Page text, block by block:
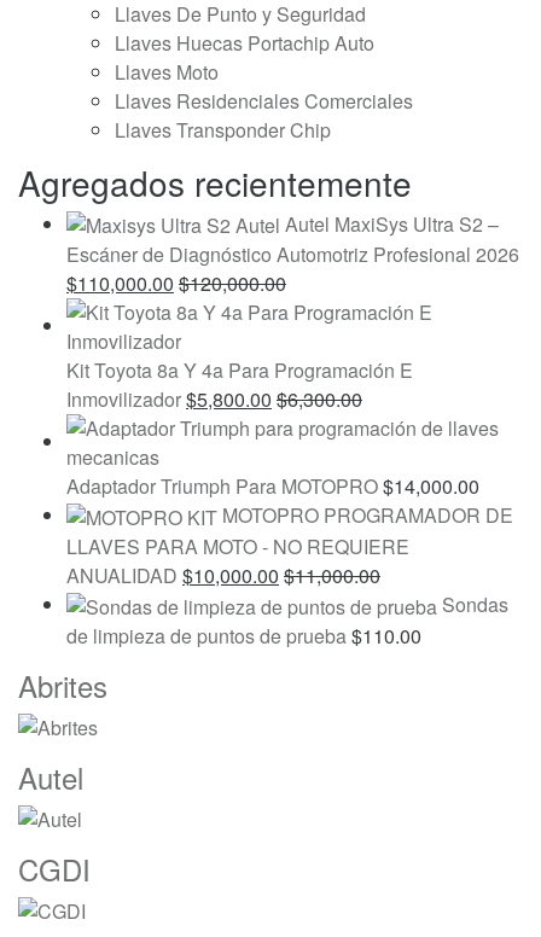
Llaves De Punto y Seguridad
Llaves Huecas Portachip Auto
Llaves Moto
Llaves Residenciales Comerciales
Llaves Transponder Chip
Agregados recientemente
Autel MaxiSys Ultra S2 –
Escáner de Diagnóstico Automotriz Profesional 2026
$110,000.00 $120,000.00
Kit Toyota 8a Y 4a Para Programación E
Inmovilizador$5,800.00 $6,300.00
Adaptador Triumph Para MOTOPRO$14,000.00
MOTOPRO PROGRAMADOR DE
LLAVES PARA MOTO - NO REQUIERE
ANUALIDAD $10,000.00 $11,000.00
Sondas
de limpieza de puntos de prueba$110.00
Marcas
De
Carrusel
Abrites
Autel
CGDI